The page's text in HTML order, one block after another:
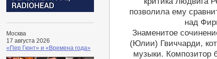
Москва
17 августа 2026
«Пер Гюнт» и «Времена года»
позволила ему
над
Знаменитое
(Юлии) Гвиччарди,
музыки. Композитор